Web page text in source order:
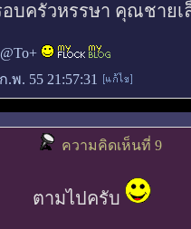
บครัวหรรษา คุณชาย
.พ. 55 21:57:31
ความคิดเห็นที่ 9
ตามไปครับ